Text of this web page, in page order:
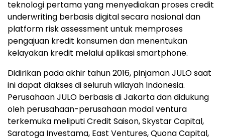
teknologi pertama yang menyediakan proses credit
underwriting berbasis digital secara nasional dan
platform risk assessment untuk memproses
pengajuan kredit konsumen dan menentukan
kelayakan kredit melalui aplikasi smartphone.
Didirikan pada akhir tahun 2016, pinjaman JULO saat
ini dapat diakses di seluruh wilayah Indonesia.
Perusahaan JULO berbasis di Jakarta dan didukung
oleh perusahaan-perusahaan modal ventura
terkemuka meliputi Credit Saison, Skystar Capital,
Saratoga Investama, East Ventures, Quona Capital,